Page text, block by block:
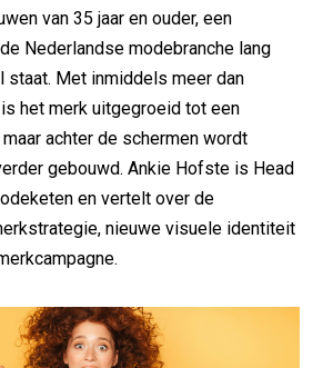
van 35 jaar en ouder, een
Nederlandse modebranche lang
staat. Met inmiddels meer dan
het merk uitgegroeid tot een
achter de schermen wordt
gebouwd. Ankie Hofste is Head
en vertelt over de
nieuwe visuele identiteit